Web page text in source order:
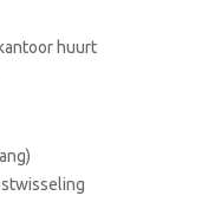
huurt